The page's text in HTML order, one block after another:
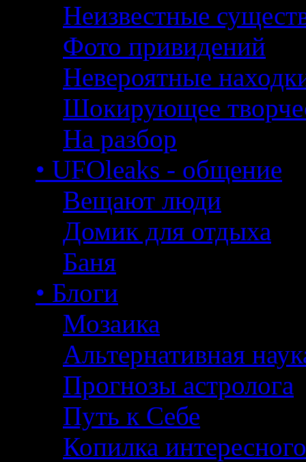
Неизвестные
Фото привидений
Невероятные
Шокирующее
На разбор
• UFOleaks - общение
Вещают люди
Домик для отдыха
Баня
• Блоги
Мозаика
Альтернативная
Прогнозы астролога
Путь к Себе
Копилка интересного